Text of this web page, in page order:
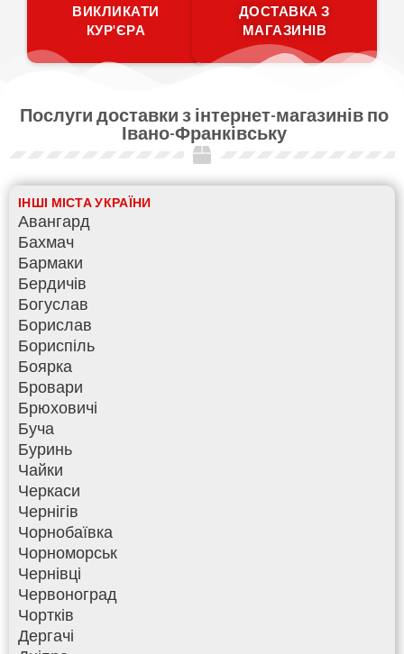
ВИКЛИКАТИ
КУР'ЄРА
ДОСТАВКА З
МАГАЗИНІВ
Послуги доставки з інтернет-магазинів по
Івано-Франківську
ІНШІ МІСТА УКРАЇНИ
Авангард
Бахмач
Бармаки
Бердичів
Богуслав
Борислав
Бориспіль
Боярка
Бровари
Брюховичі
Буча
Буринь
Чайки
Черкаси
Чернігів
Чорнобаївка
Чорноморськ
Чернівці
Червоноград
Чортків
Дергачі